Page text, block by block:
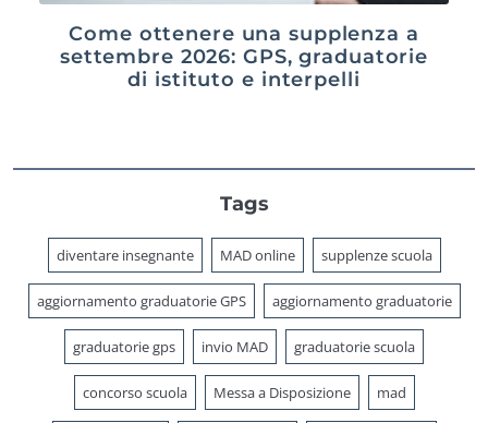
Come ottenere una supplenza a
settembre 2026: GPS, graduatorie
di istituto e interpelli
Tags
diventare insegnante MAD online supplenze scuola
aggiornamento graduatorie GPS aggiornamento graduatorie
graduatorie gps invio MAD graduatorie scuola
concorso scuola Messa a Disposizione mad